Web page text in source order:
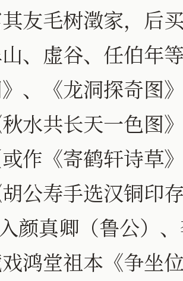
其友毛树澂家，后
、虚谷、任伯年
、《龙洞探奇图
水共长天一色图
作《寄鹤轩诗草
公寿手选汉铜印
颜真卿（鲁公）
鸿堂祖本《争坐